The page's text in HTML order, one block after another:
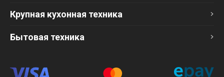
Крупная кухонная техника
Бытовая техника